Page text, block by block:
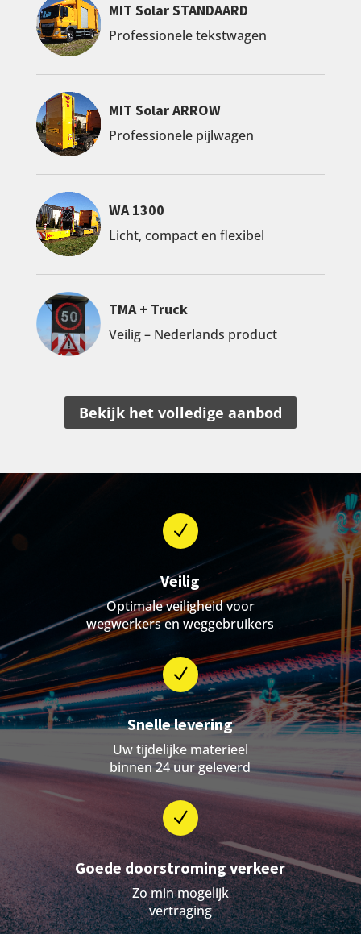
MIT Solar STANDAARD
Professionele tekstwagen
MIT Solar ARROW
Professionele pijlwagen
WA 1300
Licht, compact en flexibel
TMA + Truck
Veilig – Nederlands product
Bekijk het volledige aanbod
N
Veilig
Optimale veiligheid voor
wegwerkers en weggebruikers
N
Snelle levering
Uw tijdelijke materieel
binnen 24 uur geleverd
N
Goede doorstroming verkeer
Zo min mogelijk
vertraging